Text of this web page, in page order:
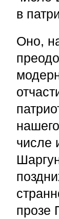
в
Оно,
числе
прозе